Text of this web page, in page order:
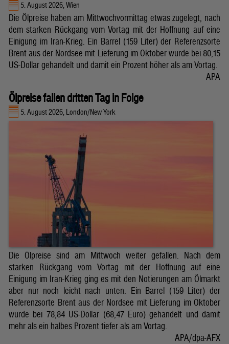
5. August 2026, Wien
Die Ölpreise haben am Mittwochvormittag etwas zugelegt, nach
dem starken Rückgang vom Vortag mit der Hoffnung auf eine
Einigung im Iran-Krieg. Ein Barrel (159 Liter) der Referenzsorte
Brent aus der Nordsee mit Lieferung im Oktober wurde bei 80,15
US-Dollar gehandelt und damit ein Prozent höher als am Vortag.
APA
Ölpreise fallen dritten Tag in Folge
5. August 2026, London/New York
Die Ölpreise sind am Mittwoch weiter gefallen. Nach dem
starken Rückgang vom Vortag mit der Hoffnung auf eine
Einigung im Iran-Krieg ging es mit den Notierungen am Ölmarkt
aber nur noch leicht nach unten. Ein Barrel (159 Liter) der
Referenzsorte Brent aus der Nordsee mit Lieferung im Oktober
wurde bei 78,84 US-Dollar (68,47 Euro) gehandelt und damit
mehr als ein halbes Prozent tiefer als am Vortag.
APA/dpa-AFX